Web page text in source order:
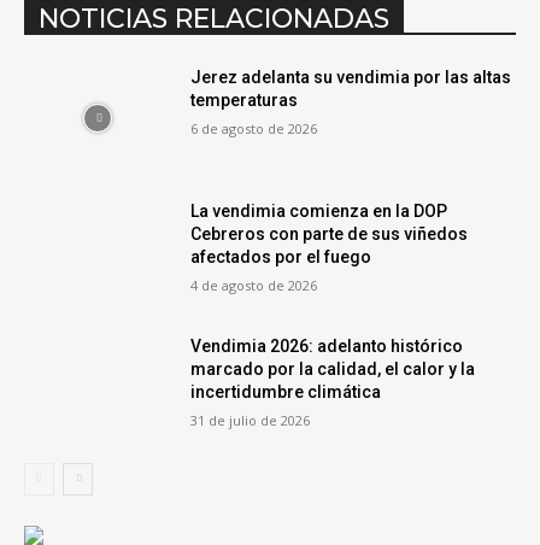
NOTICIAS RELACIONADAS
Jerez adelanta su vendimia por las altas
temperaturas
6 de agosto de 2026
La vendimia comienza en la DOP
Cebreros con parte de sus viñedos
afectados por el fuego
4 de agosto de 2026
Vendimia 2026: adelanto histórico
marcado por la calidad, el calor y la
incertidumbre climática
31 de julio de 2026